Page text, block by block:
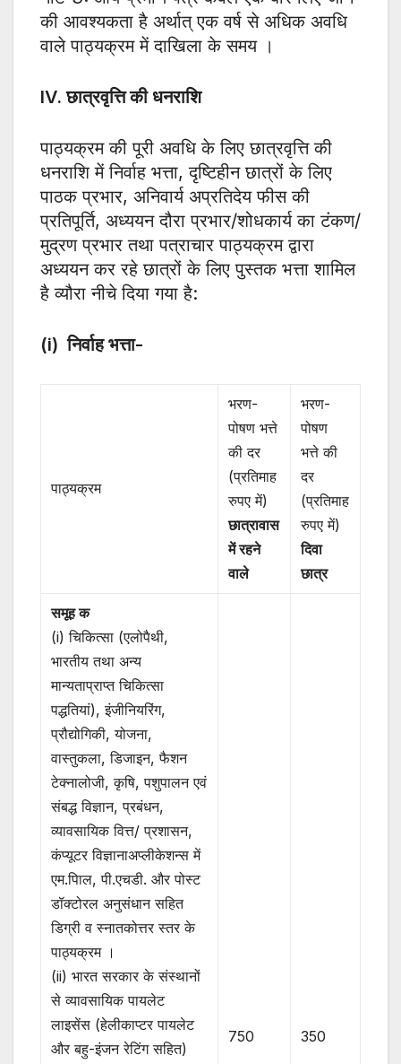
की आवश्यकता है अर्थात् एक वर्ष से अधिक अवधि
वाले पाठ्यक्रम में दाखिला के समय ।
IV. छात्रवृत्ति की धनराशि
पाठ्यक्रम की पूरी अवधि के लिए छात्रवृत्ति की
धनराशि में निर्वाह भत्ता, दृष्टिहीन छात्रों के लिए
पाठक प्रभार, अनिवार्य अप्रतिदेय फीस की
प्रतिपूर्ति, अध्ययन दौरा प्रभार/शोधकार्य का टंकण/
मुद्रण प्रभार तथा पत्राचार पाठ्यक्रम द्वारा
अध्ययन कर रहे छात्रों के लिए पुस्तक भत्ता शामिल
है व्यौरा नीचे दिया गया है:
(i) निर्वाह भत्ता-
पाठ्यक्रम
भरण-
पोषण भत्ते
की दर
(प्रतिमाह
रुपए में)
छात्रावास
में रहने
वाले
भरण-
पोषण
भत्ते की
दर
(प्रतिमाह
रुपए में)
दिवा
छात्र
समूह क
(i) चिकित्सा (एलोपैथी,
भारतीय तथा अन्य
मान्यताप्राप्त चिकित्सा
पद्धतियां), इंजीनियरिंग,
प्रौद्योगिकी, योजना,
वास्तुकला, डिजाइन, फैशन
टेक्नालोजी, कृषि, पशुपालन एवं
संबद्ध विज्ञान, प्रबंधन,
व्यावसायिक वित्त/ प्रशासन,
कंप्यूटर विज्ञानाअप्लीकेशन्स में
एम.पिाल, पी.एचडी. और पोस्ट
डॉक्टोरल अनुसंधान सहित
डिग्री व स्नातकोत्तर स्तर के
पाठ्यक्रम ।
(ii) भारत सरकार के संस्थानों
से व्यावसायिक पायलेट
लाइसेंस (हेलीकाप्टर पायलेट
और बहु-इंजन रेटिंग सहित)
750 350